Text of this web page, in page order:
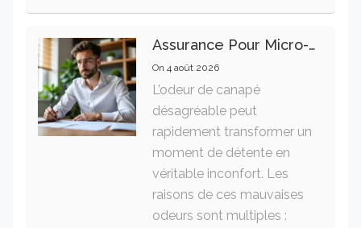
Assurance Pour Micro-Entrepreneur : Les Garanties Essentielles À Connaître
On 4 août 2026
L’odeur de canapé
désagréable peut
rapidement transformer un
moment de détente en
véritable inconfort. Les
raisons de ces mauvaises
odeurs sont multiples :